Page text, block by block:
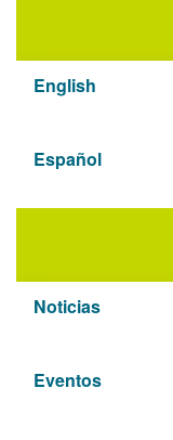
English
Español
Noticias
Eventos